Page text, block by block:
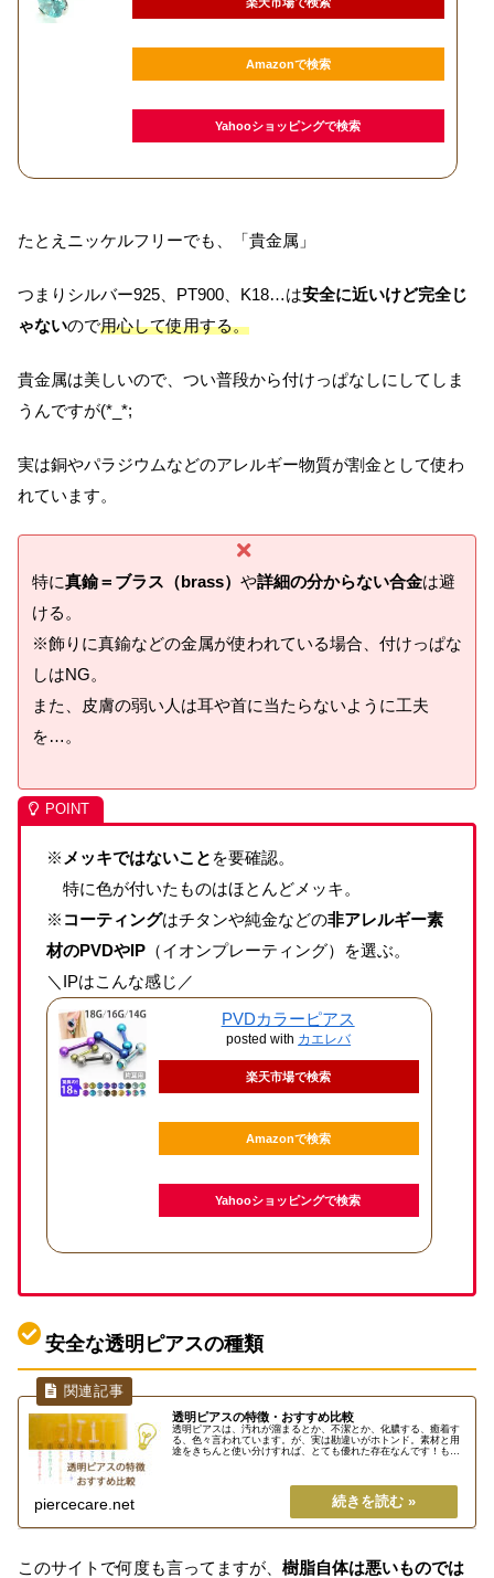
Amazonで検索
Yahooショッピングで検索
たとえニッケルフリーでも、「貴金属」
つまりシルバー925 PT900 K18…は安全に近いけど完全じ
ゃないので用心して使用する。
貴金属は美しいので、つい普段から付けっぱなしにしてしま
うんですが(*_*;
実は銅やパラジウムなどのアレルギー物質が割金として使わ
れています。
特に真鍮＝ブラス（brass） や詳細の分からない合金は避
ける。
※飾りに真鍮などの金属が使われている場合、付けっぱな
しはNG。
また、皮膚の弱い人は耳や首に当たらないように工夫
を…。
※ メッキではないこと を要確認。
特に色が付いたものはほとんどメッキ。
※ コーティングはチタンや純金などの非アレルギー素
材のPVDやIP（イオンプレーティング）を選ぶ。
＼IPはこんな感じ／
PVDカラーピアス
posted with カエレバ
楽天市場で検索
Amazonで検索
Yahooショッピングで検索
安全な透明ピアスの種類
透明ピアスの特徴・おすすめ比較
透明ピアスは、汚れが溜まるとか、不潔とか、化膿する、癒着す
る、色々言われています。が、実は勘違いがホトンド。素材と用
途をきちんと使い分けすれば、とても優れた存在なんです！もち
piercecare.net
このサイトで何度も言ってますが、 樹脂自体は悪いものでは